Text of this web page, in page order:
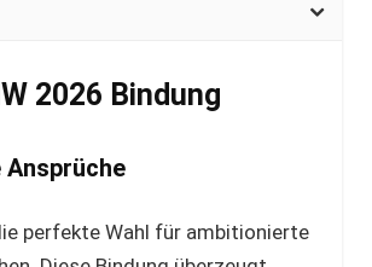
2026 Bindung
perfekte Wahl für ambitionierte